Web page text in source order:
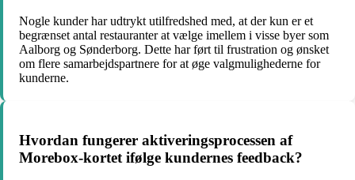
Nogle kunder har udtrykt utilfredshed med, at der kun er et
begrænset antal restauranter at vælge imellem i visse byer som
Aalborg og Sønderborg. Dette har ført til frustration og ønsket
om flere samarbejdspartnere for at øge valgmulighederne for
kunderne.
Hvordan fungerer aktiveringsprocessen af
Morebox-kortet ifølge kundernes feedback?